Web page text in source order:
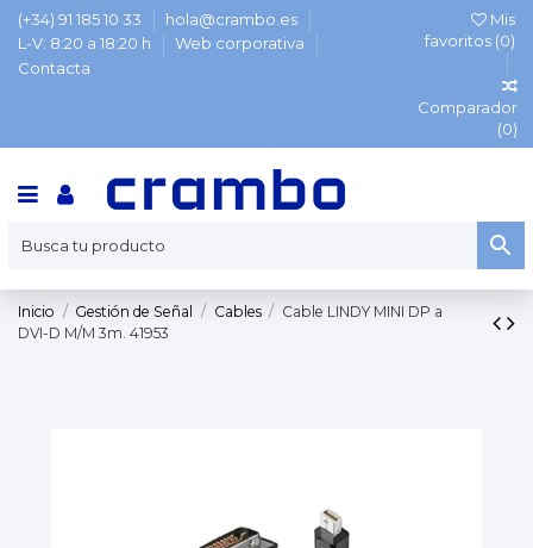
(+34) 91 185 10 33
hola@crambo.es
L-V: 8:20 a 18:20 h
Web corporativa
Contacta
Mis
favoritos (0)
Comparador
(0)
Inicio Gestión de Señal Cables
Cable LINDY MINI DP a
DVI-D M/M 3m. 41953